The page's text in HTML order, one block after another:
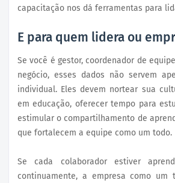
capacitação nos dá ferramentas para
E para quem lidera ou
Se você é gestor, coordenador de
negócio, esses dados não servem
individual. Eles devem nortear sua
em educação, oferecer tempo para
estimular o compartilhamento de
que fortalecem a equipe como um todo.
Se cada colaborador estiver
continuamente, a empresa como um